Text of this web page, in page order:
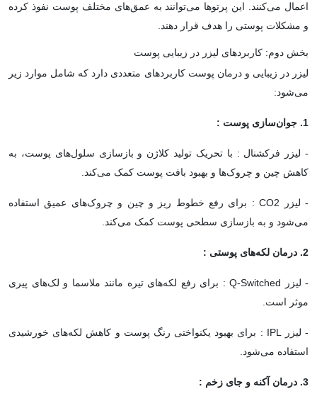
اعمال می‌کنند. این پرتوها می‌توانند به عمق‌های مختلف پوست نفوذ کرده
و مشکلات پوستی را هدف قرار دهند.
بخش دوم: کاربردهای لیزر در زیبایی پوست
لیزر در زیبایی و درمان پوست کاربردهای متعددی دارد که شامل موارد زیر
می‌شود:
1. جوان‌سازی پوست :
- لیزر فرکشنال : با تحریک تولید کلاژن و بازسازی سلول‌های پوست، به
کاهش چین و چروک‌ها و بهبود بافت پوست کمک می‌کند.
- لیزر CO2 : برای رفع خطوط ریز و چین و چروک‌های عمیق استفاده
می‌شود و به بازسازی سطحی پوست کمک می‌کند.
2. درمان لکه‌های پوستی :
- لیزر Q-Switched : برای رفع لکه‌های تیره مانند ملاسما و لک‌های پیری
موثر است.
- لیزر IPL : برای بهبود یکنواختی رنگ پوست و کاهش لکه‌های خورشیدی
استفاده می‌شود.
3. درمان آکنه و جای زخم :